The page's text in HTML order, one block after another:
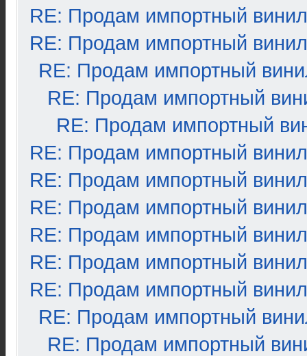
RE: Продам импортный винил
RE: Продам импортный винил
RE: Продам импортный
RE: Продам импортный
RE: Продам импортный
RE: Продам импортный винил
RE: Продам импортный винил
RE: Продам импортный винил
RE: Продам импортный винил
RE: Продам импортный винил
RE: Продам импортный винил
RE: Продам импортный
RE: Продам импортный